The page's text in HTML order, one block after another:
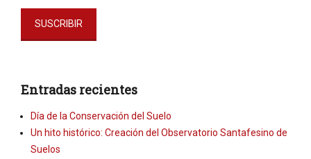
electrónico
SUSCRIBIR
Entradas recientes
Día de la Conservación del Suelo
Un hito histórico: Creación del Observatorio Santafesino de
Suelos